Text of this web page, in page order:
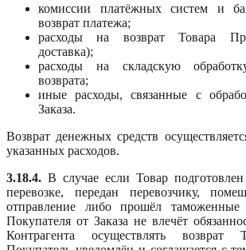
комиссии платёжных систем и
возврат платежа;
расходы на возврат Товара
доставка);
расходы на складскую
возврата;
иные расходы, связанные с
Заказа.
Возврат денежных средств
указанных расходов.
3.18.4. В случае если Товар
перевозке, передан перевозчику,
отправление либо прошёл таможенные
Покупателя от Заказа не влечёт
Контрагента осуществлять возврат